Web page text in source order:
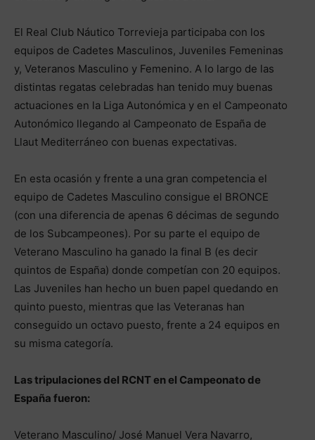
El Real Club Náutico Torrevieja participaba con los
equipos de Cadetes Masculinos, Juveniles Femeninas
y, Veteranos Masculino y Femenino. A lo largo de las
distintas regatas celebradas han tenido muy buenas
actuaciones en la Liga Autonómica y en el Campeonato
Autonómico llegando al Campeonato de España de
Llaut Mediterráneo con buenas expectativas.
En esta ocasión y frente a una gran competencia el
equipo de Cadetes Masculino consigue el BRONCE
(con una diferencia de apenas 6 décimas de segundo
de los Subcampeones). Por su parte el equipo de
Veterano Masculino ha ganado la final B (es decir
quintos de España) donde competían con 20 equipos.
Las Juveniles han hecho un buen papel quedando en
quinto puesto, mientras que las Veteranas han
conseguido un octavo puesto, frente a 24 equipos en
su misma categoría.
Las tripulaciones del RCNT en el Campeonato de
España fueron:
Veterano Masculino/ José Manuel Vera Navarro,